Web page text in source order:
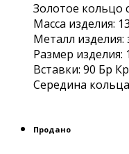
Золотое кольцо
Масса изделия:
Металл
Размер изделия:
Вставки: 90 Бр
Середина
Продано